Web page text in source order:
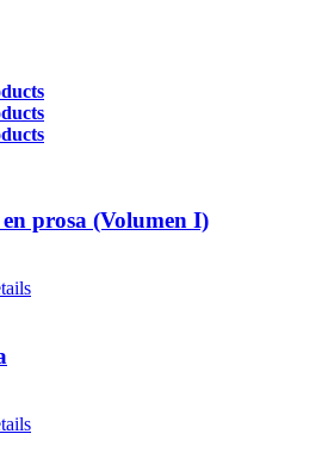
prosa (Volumen I)